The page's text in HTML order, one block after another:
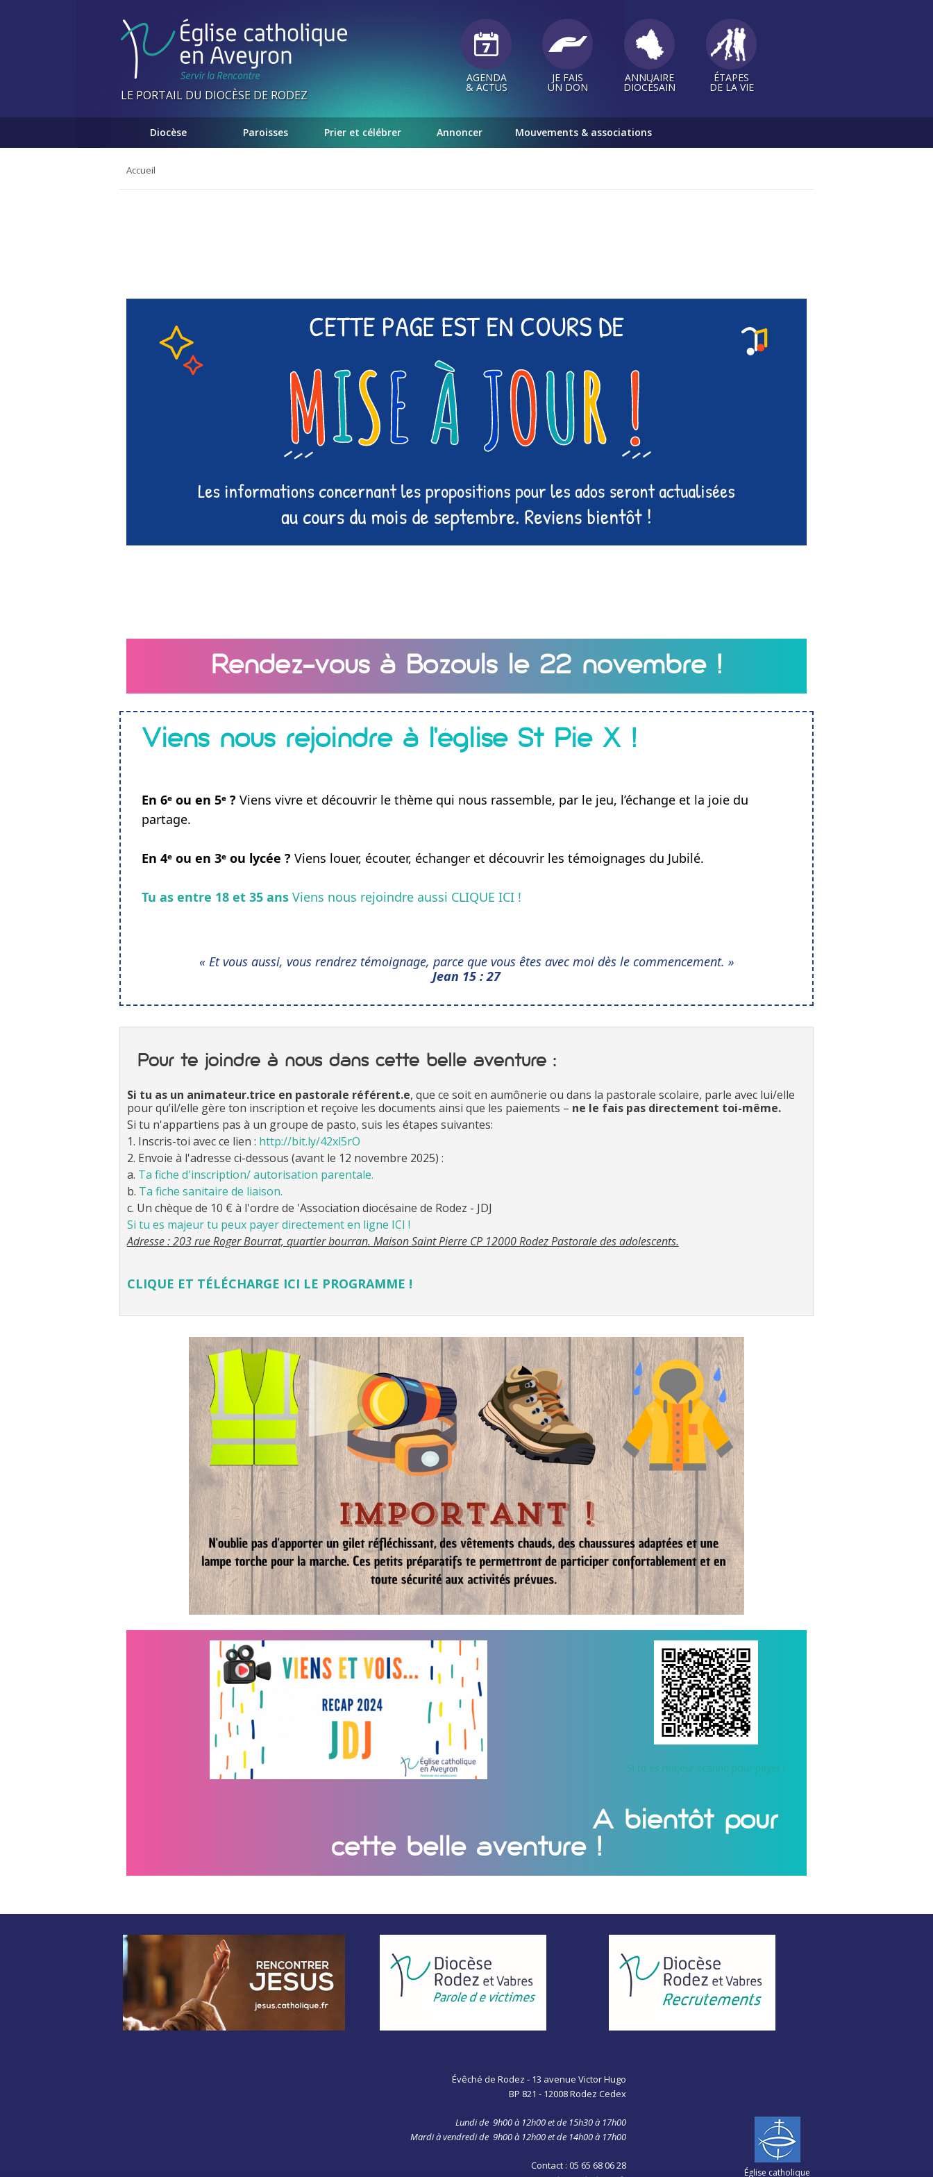
LE PORTAIL DU DIOCÈSE DE RODEZ
AGENDA
& ACTUS
JE FAIS
UN DON
ANNUAIRE
DIOCÉSAIN
ÉTAPES
DE LA VIE
Diocèse Paroisses Prier et célébrer Annoncer Mouvements & associations
Vous
Accueil
Rendez-vous à Bozouls le 22 novembre !
Viens nous rejoindre à l’église St Pie X !
En 6ᵉ ou en 5ᵉ ? Viens vivre et découvrir le thème qui nous rassemble, par le jeu, l’échange et la joie du
partage.
En 4ᵉ ou en 3ᵉ ou lycée ? Viens louer, écouter, échanger et découvrir les témoignages du Jubilé.
Tu as entre 18 et 35 ans Viens nous rejoindre aussi CLIQUE ICI !
« Et vous aussi, vous rendrez témoignage, parce que vous êtes avec moi dès le commencement. »
Jean 15 : 27
Pour te joindre à nous dans cette belle aventure :
Si tu as un animateur.trice en pastorale référent.e, que ce soit en aumônerie ou dans la pastorale scolaire, parle avec lui/elle
pour qu’il/elle gère ton inscription et reçoive les documents ainsi que les paiements – ne le fais pas directement toi-même.
Si tu n'appartiens pas à un groupe de pasto, suis les étapes suivantes:
1. Inscris-toi avec ce lien : http://bit.ly/42xl5rO
2. Envoie à l'adresse ci-dessous (avant le 12 novembre 2025) :
a. Ta fiche d'inscription/ autorisation parentale.
b. Ta fiche sanitaire de liaison.
c. Un chèque de 10 € à l'ordre de 'Association diocésaine de Rodez - JDJ
Si tu es majeur tu peux payer directement en ligne ICI !
Adresse : 203 rue Roger Bourrat, quartier bourran. Maison Saint Pierre CP 12000 Rodez Pastorale des adolescents.
CLIQUE ET TÉLÉCHARGE ICI LE PROGRAMME !
Si tu es majeur scanne pour payer !
A bientôt pour
cette belle aventure !
Évêché de Rodez - 13 avenue Victor Hugo
BP 821 - 12008 Rodez Cedex
Lundi de 9h00 à 12h00 et de 15h30 à 17h00
Mardi à vendredi de 9h00 à 12h00 et de 14h00 à 17h00
Contact : 05 65 68 06 28
Église catholique